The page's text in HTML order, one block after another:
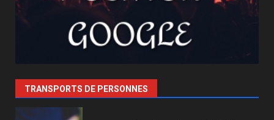
TRANSPORTS DE PERSONNES